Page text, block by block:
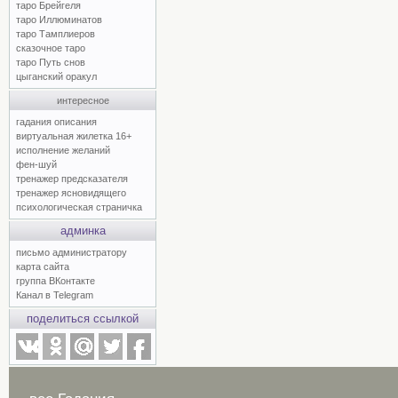
таро Брейгеля
таро Иллюминатов
таро Тамплиеров
сказочное таро
таро Путь снов
цыганский оракул
интересное
гадания описания
виртуальная жилетка 16+
исполнение желаний
фен-шуй
тренажер предсказателя
тренажер ясновидящего
психологическая страничка
админка
письмо администратору
карта сайта
группа ВКонтакте
Канал в Telegram
поделиться ссылкой